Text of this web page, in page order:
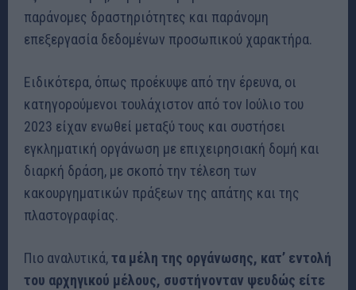
παράνομες δραστηριότητες και παράνομη
επεξεργασία δεδομένων προσωπικού χαρακτήρα.
Ειδικότερα, όπως προέκυψε από την έρευνα, οι
κατηγορούμενοι τουλάχιστον από τον Ιούλιο του
2023 είχαν ενωθεί μεταξύ τους και συστήσει
εγκληματική οργάνωση με επιχειρησιακή δομή και
διαρκή δράση, με σκοπό την τέλεση των
κακουργηματικών πράξεων της απάτης και της
πλαστογραφίας.
Πιο αναλυτικά,τα μέλη της οργάνωσης, κατ’ εντολή
του αρχηγικού μέλους, συστήνονταν ψευδώς είτε